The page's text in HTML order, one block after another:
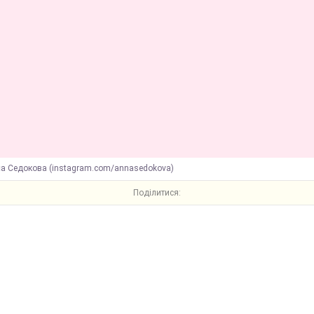
Седокова (instagram.com/annasedokova)
Поділитися: